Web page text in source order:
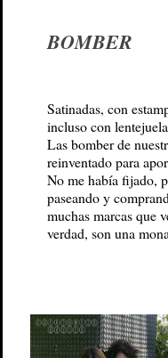
BOMBER
Satinadas, con
incluso con
Las bomber de
reinventado para
No me había fijado,
paseando y
muchas marcas que
verdad, son una